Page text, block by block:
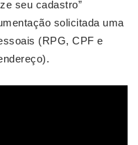
seu cadastro”
solicitada uma
(RPG, CPF e